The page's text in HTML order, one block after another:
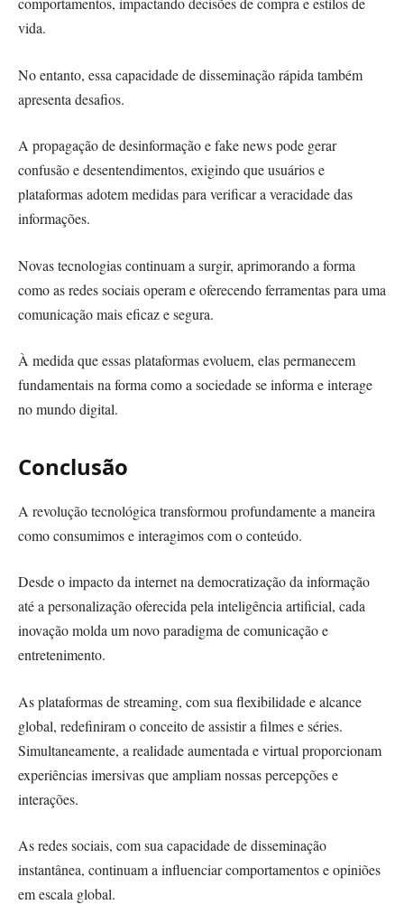
vida.
No entanto, essa capacidade de disseminação rápida também
apresenta desafios.
A propagação de desinformação e fake news pode gerar
confusão e desentendimentos, exigindo que usuários e
plataformas adotem medidas para verificar a veracidade das
informações.
Novas tecnologias continuam a surgir, aprimorando a forma
como as redes sociais operam e oferecendo ferramentas para uma
comunicação mais eficaz e segura.
À medida que essas plataformas evoluem, elas permanecem
fundamentais na forma como a sociedade se informa e interage
no mundo digital.
Conclusão
A revolução tecnológica transformou profundamente a maneira
como consumimos e interagimos com o conteúdo.
Desde o impacto da internet na democratização da informação
até a personalização oferecida pela inteligência artificial, cada
inovação molda um novo paradigma de comunicação e
entretenimento.
As plataformas de streaming, com sua flexibilidade e alcance
global, redefiniram o conceito de assistir a filmes e séries.
Simultaneamente, a realidade aumentada e virtual proporcionam
experiências imersivas que ampliam nossas percepções e
interações.
As redes sociais, com sua capacidade de disseminação
instantânea, continuam a influenciar comportamentos e opiniões
em escala global.